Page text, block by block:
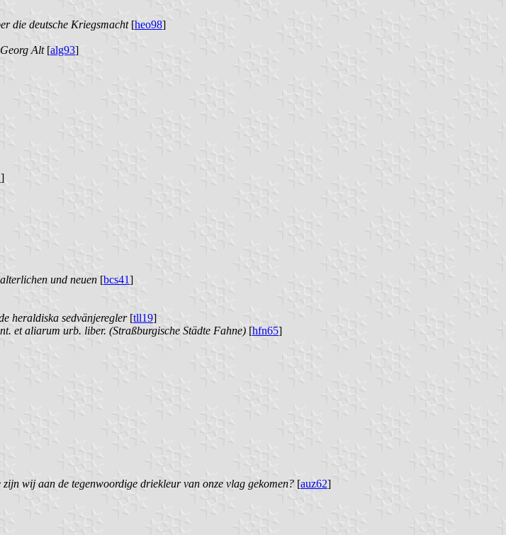
die deutsche Kriegsmacht[heo98]
Alt[alg93]
]
und neuen [bcs41]
heraldiska sedvänjeregler[tll19]
et aliarum urb. liber. (Straßburgische Städte Fahne) [hfn65]
wij aan de tegenwoordige driekleur van onze vlag gekomen? [auz62]